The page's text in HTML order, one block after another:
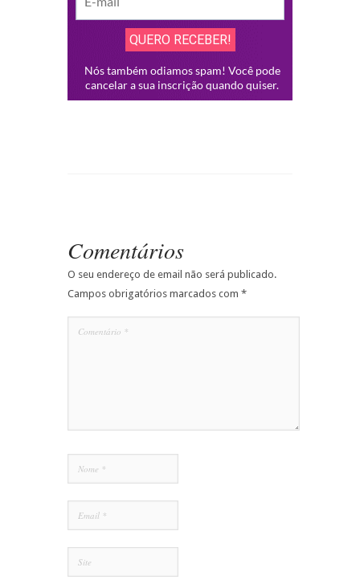
Comentários
O seu endereço de email não será publicado.
Campos obrigatórios marcados com *